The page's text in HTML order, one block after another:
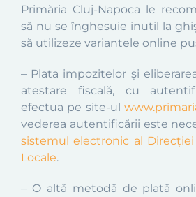
Primăria Cluj-Napoca le
să nu se înghesuie inutil la
să utilizeze variantele online
– Plata impozitelor și
atestare fiscală, cu
efectua pe site-ul
vederea autentificării este
sistemul electronic al
Locale.
– O altă metodă de plată